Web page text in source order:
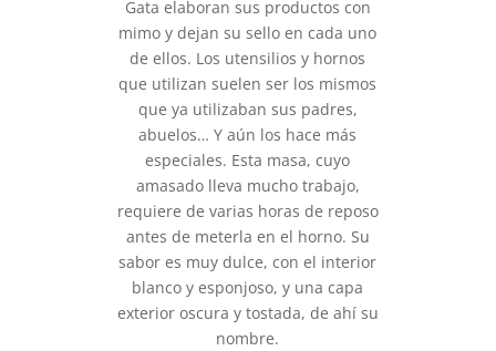
Gata elaboran sus productos con
mimo y dejan su sello en cada uno
de ellos. Los utensilios y hornos
que utilizan suelen ser los mismos
que ya utilizaban sus padres,
abuelos… Y aún los hace más
especiales. Esta masa, cuyo
amasado lleva mucho trabajo,
requiere de varias horas de reposo
antes de meterla en el horno. Su
sabor es muy dulce, con el interior
blanco y esponjoso, y una capa
exterior oscura y tostada, de ahí su
nombre.